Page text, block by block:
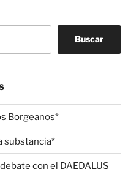
Buscar
Borgeanos*
substancia*
con el DAEDALUS